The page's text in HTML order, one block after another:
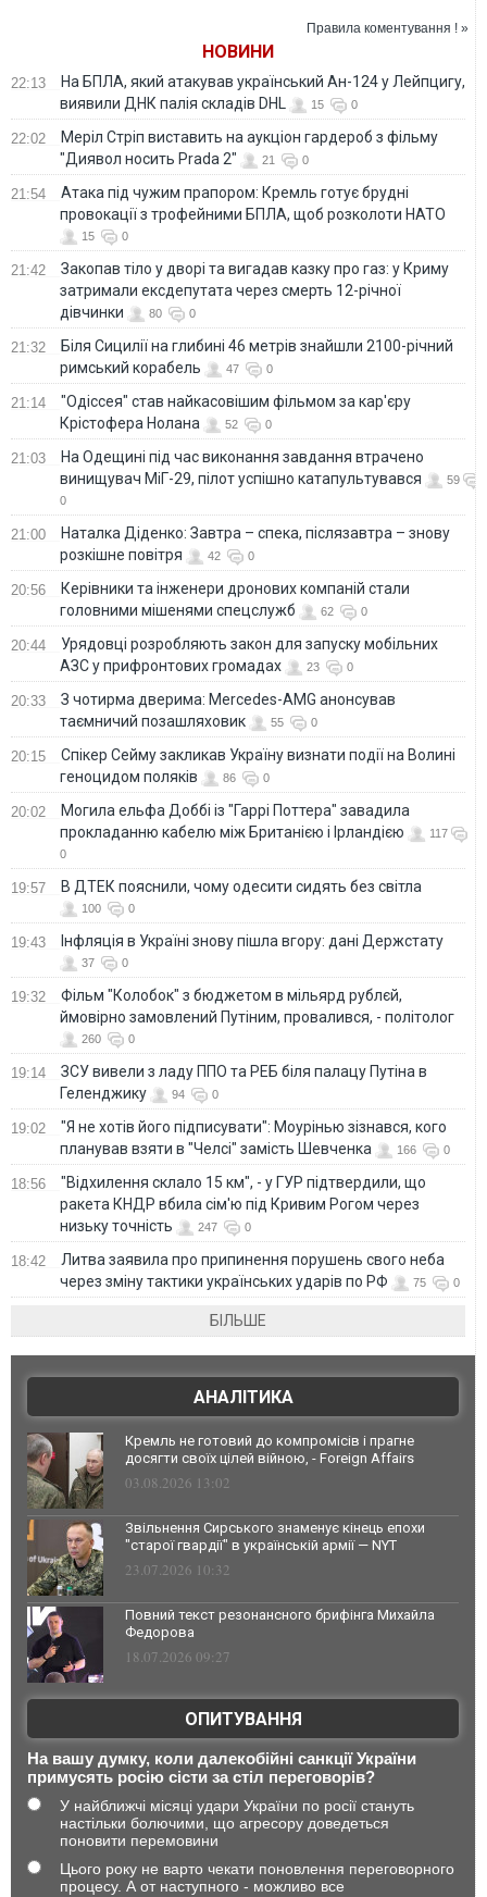
Правила коментування ! »
НОВИНИ
22:13
На БПЛА, який атакував український Ан-124 у Лейпцигу,
виявили ДНК палія складів DHL
15 0
22:02
Меріл Стріп виставить на аукціон гардероб з фільму
"Диявол носить Prada 2"
21 0
21:54
Атака під чужим прапором: Кремль готує брудні
провокації з трофейними БПЛА, щоб розколоти НАТО
15 0
21:42
Закопав тіло у дворі та вигадав казку про газ: у Криму
затримали ексдепутата через смерть 12-річної
дівчинки
80 0
21:32
Біля Сицилії на глибині 46 метрів знайшли 2100-річний
римський корабель
47 0
21:14
"Одіссея" став найкасовішим фільмом за кар'єру
Крістофера Нолана
52 0
21:03
На Одещині під час виконання завдання втрачено
винищувач МіГ-29, пілот успішно катапультувався
59
0
21:00
Наталка Діденко: Завтра – спека, післязавтра – знову
розкішне повітря
42 0
20:56
Керівники та інженери дронових компаній стали
головними мішенями спецслужб
62 0
20:44
Урядовці розробляють закон для запуску мобільних
АЗС у прифронтових громадах
23 0
20:33
З чотирма дверима: Mercedes-AMG анонсував
таємничий позашляховик
55 0
20:15
Спікер Сейму закликав Україну визнати події на Волині
геноцидом поляків
86 0
20:02
Могила ельфа Доббі із "Гаррі Поттера" завадила
прокладанню кабелю між Британією і Ірландією
117
0
19:57 В ДТЕК пояснили, чому одесити сидять без світла
100 0
19:43 Інфляція в Україні знову пішла вгору: дані Держстату
37 0
19:32
Фільм "Колобок" з бюджетом в мільярд рублєй,
ймовірно замовлений Путіним, провалився, - політолог
260 0
19:14
ЗСУ вивели з ладу ППО та РЕБ біля палацу Путіна в
Геленджику
94 0
19:02
"Я не хотів його підписувати": Моурінью зізнався, кого
планував взяти в "Челсі" замість Шевченка
166 0
18:56
"Відхилення склало 15 км", - у ГУР підтвердили, що
ракета КНДР вбила сім'ю під Кривим Рогом через
низьку точність
247 0
18:42
Литва заявила про припинення порушень свого неба
через зміну тактики українських ударів по РФ
75 0
БІЛЬШЕ
АНАЛІТИКА
Кремль не готовий до компромісів і прагне
досягти своїх цілей війною, - Foreign Affairs
03.08.2026 13:02
Звільнення Сирського знаменує кінець епохи
"старої гвардії" в українській армії — NYT
23.07.2026 10:32
Повний текст резонансного брифінга Михайла
Федорова
18.07.2026 09:27
ОПИТУВАННЯ
На вашу думку, коли далекобійні санкції України
примусять росію сісти за стіл переговорів?
У найближчі місяці удари України по росії стануть
настільки болючими, що агресору доведеться
поновити перемовини
Цього року не варто чекати поновлення переговорного
процесу. А от наступного - можливо все